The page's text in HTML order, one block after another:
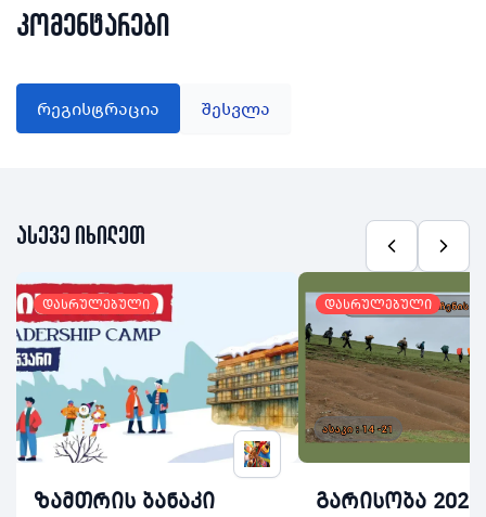
კომენტარები
რეგისტრაცია შესვლა
ასევე იხილეთ
დასრულებული
ზამთრის ბანაკი
დასრულებული
გარისობა 2026